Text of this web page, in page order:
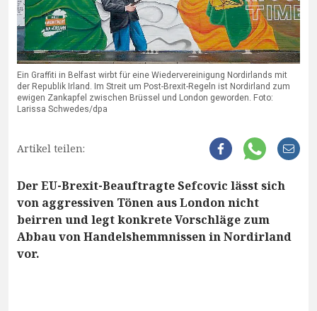
Ein Graffiti in Belfast wirbt für eine Wiedervereinigung Nordirlands mit
der Republik Irland. Im Streit um Post-Brexit-Regeln ist Nordirland zum
ewigen Zankapfel zwischen Brüssel und London geworden. Foto:
Larissa Schwedes/dpa
Artikel teilen:
Der EU-Brexit-Beauftragte Sefcovic lässt sich
von aggressiven Tönen aus London nicht
beirren und legt konkrete Vorschläge zum
Abbau von Handelshemmnissen in Nordirland
vor.